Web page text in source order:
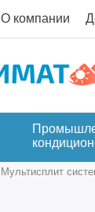
О компании
Мультисплит